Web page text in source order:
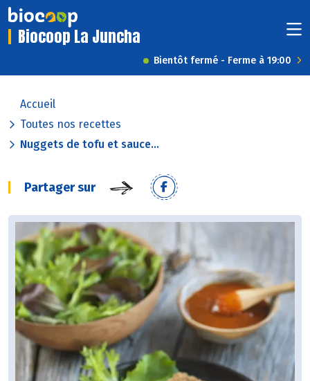
Biocoop La Juncha
Bientôt fermé - Ferme à 19:00
Accueil
Toutes nos recettes
Nuggets de tofu et sauce...
Partager sur